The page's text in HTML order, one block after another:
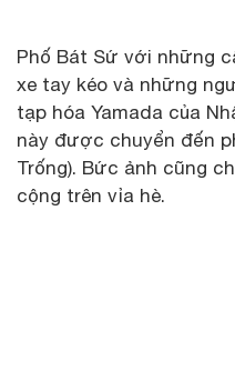
Phố Bát Sứ với những
xe tay kéo và những
tạp hóa Yamada của
này được chuyển đến
Trống). Bức ảnh cũng
cộng trên vỉa hè.